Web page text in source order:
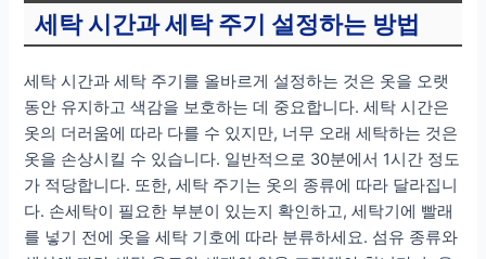
세탁 시간과 세탁 주기 설정하는 방법
세탁 시간과 세탁 주기를 올바르게 설정하는 것은 옷을 오랫
동안 유지하고 색감을 보호하는 데 중요합니다. 세탁 시간은
옷의 더러움에 따라 다를 수 있지만, 너무 오래 세탁하는 것은
옷을 손상시킬 수 있습니다. 일반적으로 30분에서 1시간 정도
가 적당합니다. 또한, 세탁 주기는 옷의 종류에 따라 달라집니
다. 손세탁이 필요한 부분이 있는지 확인하고, 세탁기에 빨래
를 넣기 전에 옷을 세탁 기호에 따라 분류하세요. 섬유 종류와